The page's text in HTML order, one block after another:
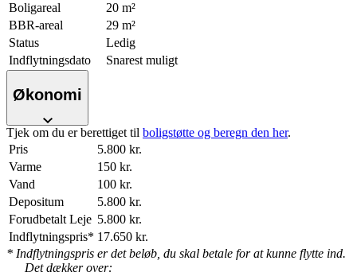
Boligareal
20 m²
BBR-areal
29 m²
Status
Ledig
Indflytningsdato
Snarest muligt
Økonomi
Tjek om du er berettiget til boligstøtte og beregn den her.
Pris
5.800 kr.
Varme
150 kr.
Vand
100 kr.
Depositum
5.800 kr.
Forudbetalt Leje 5.800 kr.
Indflytningspris* 17.650 kr.
* Indflytningspris er det beløb, du skal betale for at kunne flytte ind.
Det dækker over: